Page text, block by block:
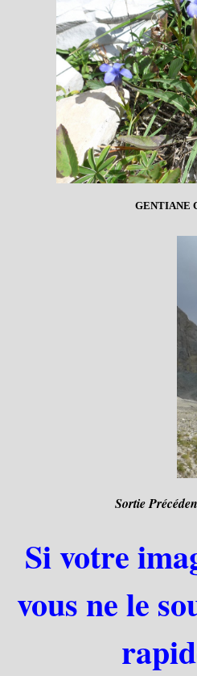
GENTIANE
Sortie
Si votre
vous ne le